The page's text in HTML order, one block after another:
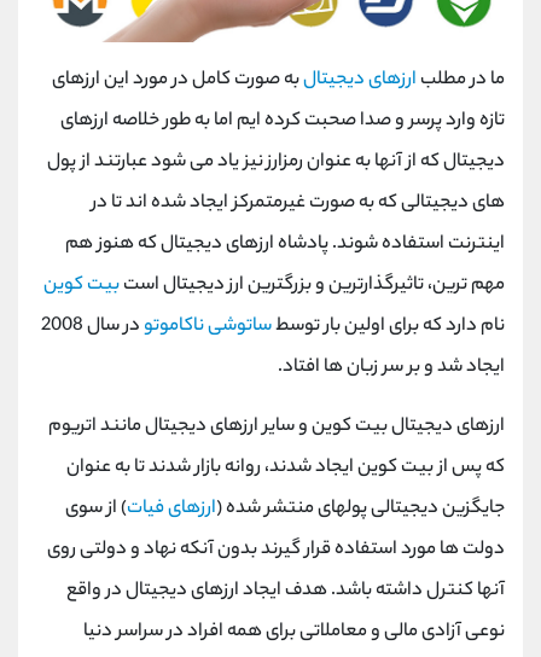
ما در مطلب ارزهای دیجیتالبه صورت کامل در مورد این ارزهای
تازه وارد پرسر و صدا صحبت کرده ایم اما به طور خلاصه ارزهای
دیجیتال که از آنها به عنوان رمزارز نیز یاد می شود عبارتند از پول
های دیجیتالی که به صورت غیرمتمرکز ایجاد شده اند تا در
اینترنت استفاده شوند. پادشاه ارزهای دیجیتال که هنوز هم
مهم ترین، تاثیرگذارترین و بزرگترین ارز دیجیتال استبیت کوین
نام دارد که برای اولین بار توسطساتوشی ناکاموتو
در سال 2008
ایجاد شد و بر سر زبان ها افتاد.
ارزهای دیجیتال بیت کوین و سایر ارزهای دیجیتال مانند اتریوم
که پس از بیت کوین ایجاد شدند، روانه بازار شدند تا به عنوان
جایگزین دیجیتالی پولهای منتشر شده (ارزهای فیات) از سوی
دولت ها مورد استفاده قرار گیرند بدون آنکه نهاد و دولتی روی
آنها کنترل داشته باشد. هدف ایجاد ارزهای دیجیتال در واقع
نوعی آزادی مالی و معاملاتی برای همه افراد در سراسر دنیا